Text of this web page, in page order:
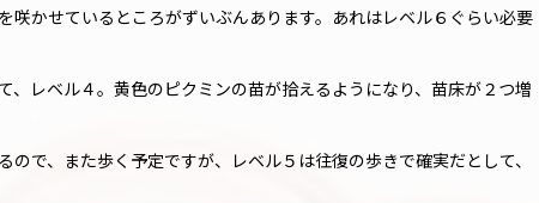
咲かせているところがずいぶんあります。あれはレベル６ぐらい必要
、レベル４。黄色のピクミンの苗が拾えるようになり、苗床が２つ増
ので、また歩く予定ですが、レベル５は往復の歩きで確実だとして、